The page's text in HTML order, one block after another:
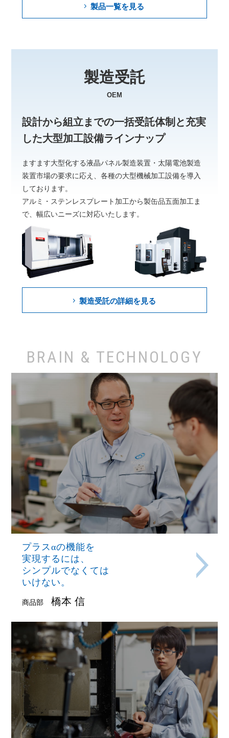
製品一覧を見る
製造受託
OEM
設計から組立までの一括受託体制と充実
した大型加工設備ラインナップ
ますます大型化する液晶パネル製造装置・太陽電池製造
装置市場の要求に応え、 各種の大型機械加工設備を導入
しております。
アルミ・ステンレスプレート加工から製缶品五面加工ま
で、 幅広いニーズに対応いたします。
製造受託の詳細を見る
BRAIN & TECHNOLOGY
プラスαの機能を
実現するには、
シンプルでなくては
いけない。
商品部 橋本 信